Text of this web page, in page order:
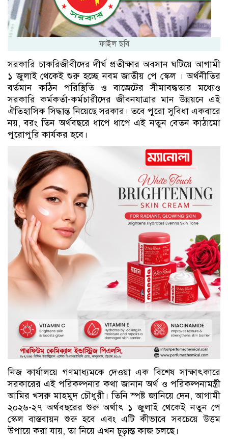
ফাইল ছবি
সরকারি চাকরিজীবীদের দীর্ঘ প্রতীক্ষার অবসান ঘটিয়ে আগামী
১ জুলাই থেকেই শুরু হচ্ছে নবম জাতীয় পে স্কেল । অর্থনীতির
বর্তমান কঠিন পরিস্থিতি ও বাজেটের সীমাবদ্ধতার মধ্যেও
সরকারি কর্মকর্তা-কর্মচারীদের জীবনযাত্রার মান উন্নয়নে এই
ঐতিহাসিক সিদ্ধান্ত নিয়েছে সরকার। তবে পুরো সুবিধা একবারে
নয়, বরং তিন অর্থবছরে ধাপে ধাপে এই নতুন বেতন কাঠামো
পুরোপুরি কার্যকর হবে।
নিজ কার্যালয়ে গণমাধ্যমকে দেওয়া এক বিশেষ সাক্ষাৎকারে
সরকারের এই পরিকল্পনার কথা জানান অর্থ ও পরিকল্পনামন্ত্রী
আমির খসরু মাহমুদ চৌধুরী। তিনি স্পষ্ট জানিয়ে দেন, আগামী
২০২৬-২৭ অর্থবছরের শুরু অর্থাৎ ১ জুলাই থেকেই নতুন পে
স্কেল বাস্তবায়ন শুরু হবে এবং এটি কীভাবে সবচেয়ে উত্তম
উপায়ে করা যায়, তা নিয়ে এখন চূড়ান্ত কাজ চলছে।